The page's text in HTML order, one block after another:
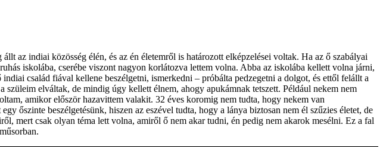
az indiai közösség élén, és az én életemről is határozott elképzelései voltak. Ha az ő szabályai
iskolába, cserébe viszont nagyon korlátozva lettem volna. Abba az iskolába kellett volna járni,
család fiával kellene beszélgetni, ismerkedni – próbálta pedzegetni a dolgot, és ettől felállt a
elváltak, de mindig úgy kellett élnem, ahogy apukámnak tetszett. Például nekem nem
amikor először hazavittem valakit. 32 éves koromig nem tudta, hogy nekem van
őszinte beszélgetésünk, hiszen az eszével tudta, hogy a lánya biztosan nem él szűzies életet, de
mert csak olyan téma lett volna, amiről ő nem akar tudni, én pedig nem akarok mesélni. Ez a fal